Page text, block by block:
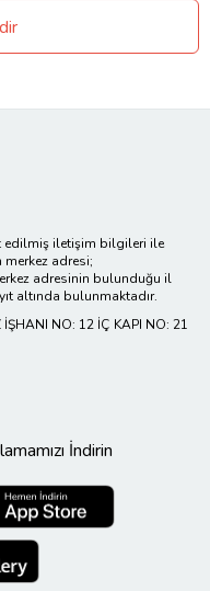
edilmiş iletişim bilgileri ile
adresi;
adresinin bulunduğu il
altında bulunmaktadır.
NO: 12 İÇ KAPI NO: 21
İndirin